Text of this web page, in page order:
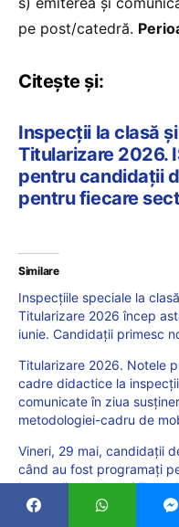
pe post/catedră.
Citește și:
Inspecții la clasă
Titularizare 2026.
pentru candidații
pentru fiecare
Similare
Inspecțiile speciale la
Titularizare 2026 încep
iunie. Candidații primesc
Titularizare 2026. Notele
cadre didactice la
comunicate în ziua
metodologiei-cadru de
Vineri, 29 mai, candidații
când au fost programați
inspecțiile la clasă / Toate
publica graficul probelor